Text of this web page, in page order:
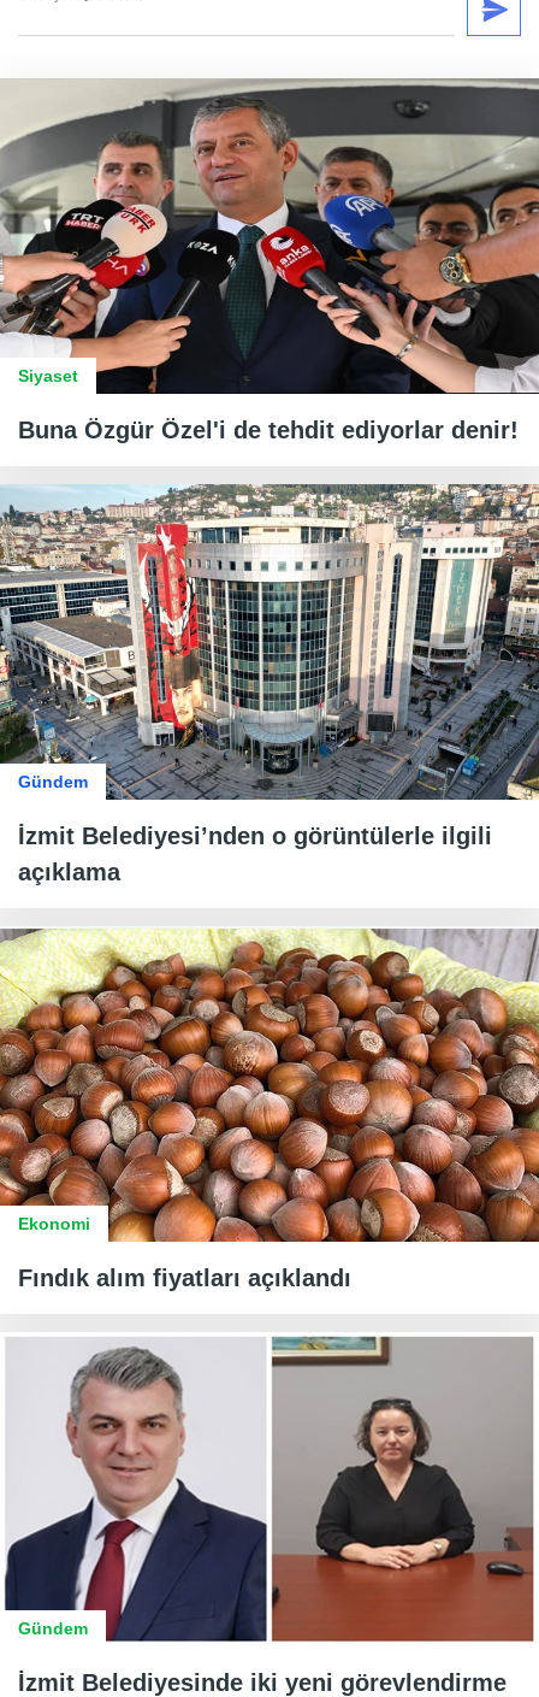
Siyaset
Buna Özgür Özel'i de tehdit ediyorlar denir!
Gündem
İzmit Belediyesi’nden o görüntülerle ilgili
açıklama
Ekonomi
Fındık alım fiyatları açıklandı
Gündem
İzmit Belediyesinde iki yeni görevlendirme